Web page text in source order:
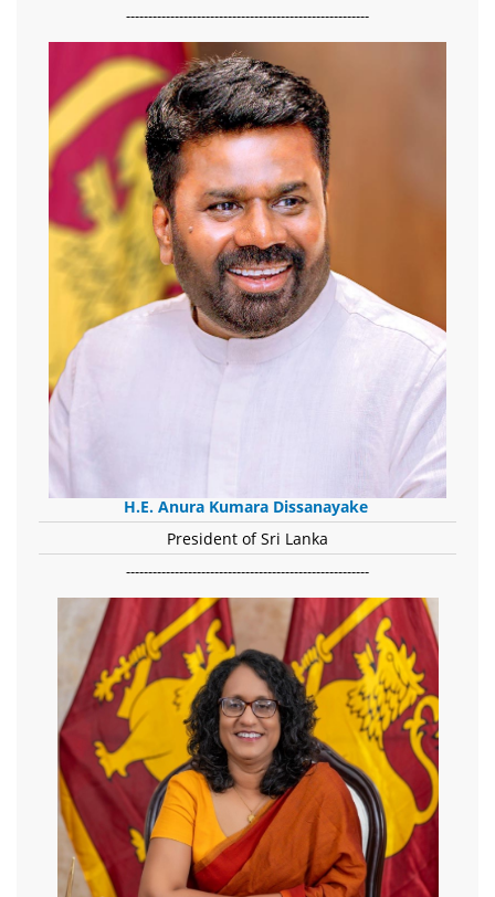
-------------------------------------------------------
H.E. Anura Kumara Dissanayake
President of Sri Lanka
-------------------------------------------------------